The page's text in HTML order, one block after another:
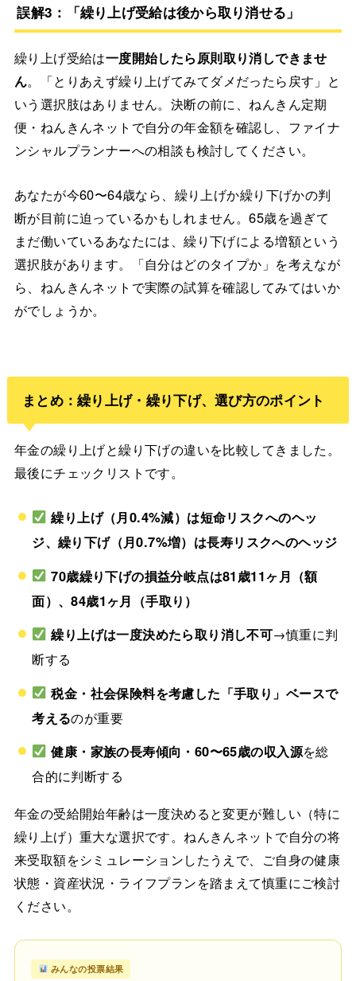
誤解3：「繰り上げ受給は後から取り消せる」
繰り上げ受給は一度開始したら原則取り消しできませ
ん。「とりあえず繰り上げてみてダメだったら戻す」と
いう選択肢はありません。決断の前に、ねんきん定期
便・ねんきんネットで自分の年金額を確認し、ファイナ
ンシャルプランナーへの相談も検討してください。
あなたが今60〜64歳なら、繰り上げか繰り下げかの判
断が目前に迫っているかもしれません。65歳を過ぎて
まだ働いているあなたには、繰り下げによる増額という
選択肢があります。「自分はどのタイプか」を考えなが
ら、ねんきんネットで実際の試算を確認してみてはいか
がでしょうか。
まとめ：繰り上げ・繰り下げ、選び方のポイント
年金の繰り上げと繰り下げの違いを比較してきました。
最後にチェックリストです。
繰り上げ（月0.4%減）は短命リスクへのヘッ
ジ、繰り下げ（月0.7%増）は長寿リスクへのヘッジ
70歳繰り下げの損益分岐点は81歳11ヶ月（額
面）、84歳1ヶ月（手取り）
繰り上げは一度決めたら取り消し不可→慎重に判
断する
税金・社会保険料を考慮した「手取り」ベースで
考えるのが重要
健康・家族の長寿傾向・60〜65歳の収入源を総
合的に判断する
年金の受給開始年齢は一度決めると変更が難しい（特に
繰り上げ）重大な選択です。ねんきんネットで自分の将
来受取額をシミュレーションしたうえで、ご自身の健康
状態・資産状況・ライフプランを踏まえて慎重にご検討
ください。
みんなの投票結果